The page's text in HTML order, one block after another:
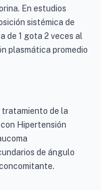
En estudios
sistémica de
de 1 gota 2 veces al
plasmática promedio
tratamiento de la
Hipertensión
de ángulo